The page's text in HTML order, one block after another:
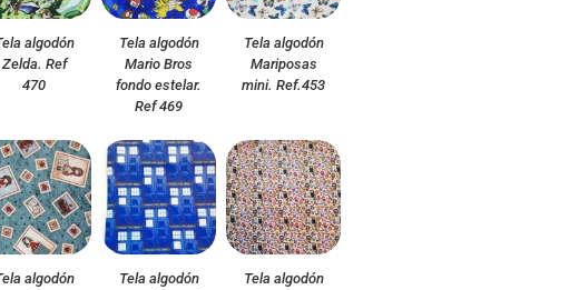
algodón
Zelda. Ref
470
Tela algodón
Mario Bros
fondo estelar.
Ref 469
Tela algodón
Mariposas
mini. Ref.453
algodón
Tela algodón
Tela algodón